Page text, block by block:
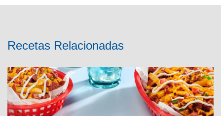
Recetas Relacionadas